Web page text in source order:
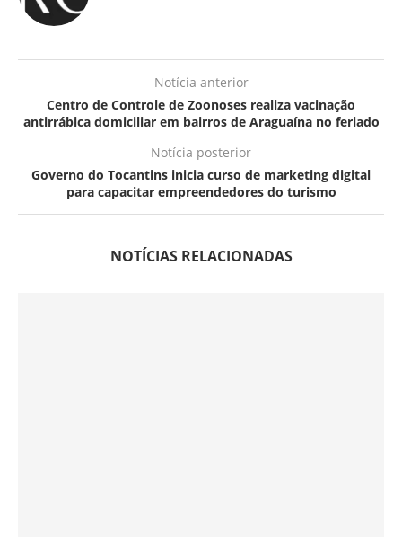
Notícia anterior
Centro de Controle de Zoonoses realiza vacinação
antirrábica domiciliar em bairros de Araguaína no feriado
Notícia posterior
Governo do Tocantins inicia curso de marketing digital
para capacitar empreendedores do turismo
NOTÍCIAS RELACIONADAS